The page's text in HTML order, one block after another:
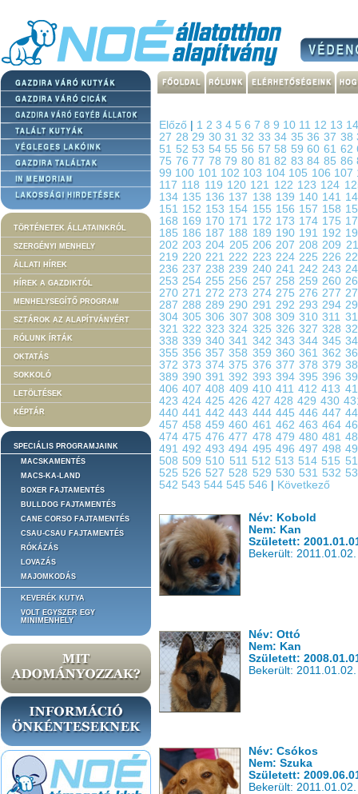
TÖRTÉNETEK ÁLLATAINKRÓL
SZERGÉNYI MENHELY
ÁLLATI HÍREK
HÍREK A GAZDIKTÓL
MENHELYSEGÍTŐ PROGRAM
SZTÁROK AZ ALAPÍTVÁNYÉRT
RÓLUNK ÍRTÁK
OKTATÁS
SOKKOLÓ
LETÖLTÉSEK
KÉPTÁR
SPECIÁLIS PROGRAMJAINK
MACSKAMENTÉS
MACS-KA-LAND
BOXER FAJTAMENTÉS
BULLDOG FAJTAMENTÉS
CANE CORSO FAJTAMENTÉS
CSAU-CSAU FAJTAMENTÉS
RÓKÁZÁS
LOVAZÁS
MAJOMKODÁS
KEVERÉK KUTYA
VOLT EGYSZER EGY
MINIMENHELY
Előző 1 2 3 4 5 6 7 8 9 10 11 12 13
27 2829 303132 3334 353637 38
51 52 53 54 55 56 57 58 596061 62
75 7677 787980 8182 838485 86
99 100 101 102 103 104 105 106 107
117 118 119 120 121 122 123 124
134 135 136 137 138 139 140 141
151 152 153 154 155 156 157 158
168 169 170 171 172 173 174 175
185 186 187 188 189 190 191 192
202203204 205 206 207208209
219220221222 223 224 225 226
236237238239 240 241 242 243
253254255256 257 258 259 260
270271272273 274 275 276 277
287288289290 291 292 293 294
304305306 307 308 309310311
321322323324 325 326 327 328
338339340341 342 343 344 345
355356357358 359 360 361 362
372373374375 376 377 378 379
389390391392 393 394 395 396
406407408 409 410 411412413
423 424 425 426 427428429430
440441442443 444 445 446 447
457458459460 461 462 463 464
474475476477 478 479 480 481
491492493494 495 496 497 498
508 509 510 511 512 513 514 515
525 526 527 528 529 530 531 532
542 543 544 545 546 Következő
Név: Kobold
Nem: Kan
Született:
Bekerült: 2011.01.02.
Név: Ottó
Nem: Kan
Született:
Bekerült: 2011.01.02.
Név: Csókos
Nem: Szuka
Született:
Bekerült: 2011.01.02.